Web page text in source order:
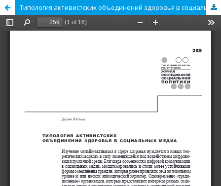
Типология активистских объединений здоровья в социальных медиа